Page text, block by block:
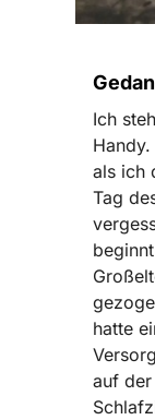
Ich
als ich
Tag
hatte
auf der